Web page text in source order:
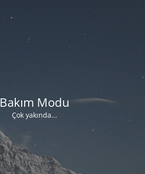
Bakım Modu
Çok yakında...